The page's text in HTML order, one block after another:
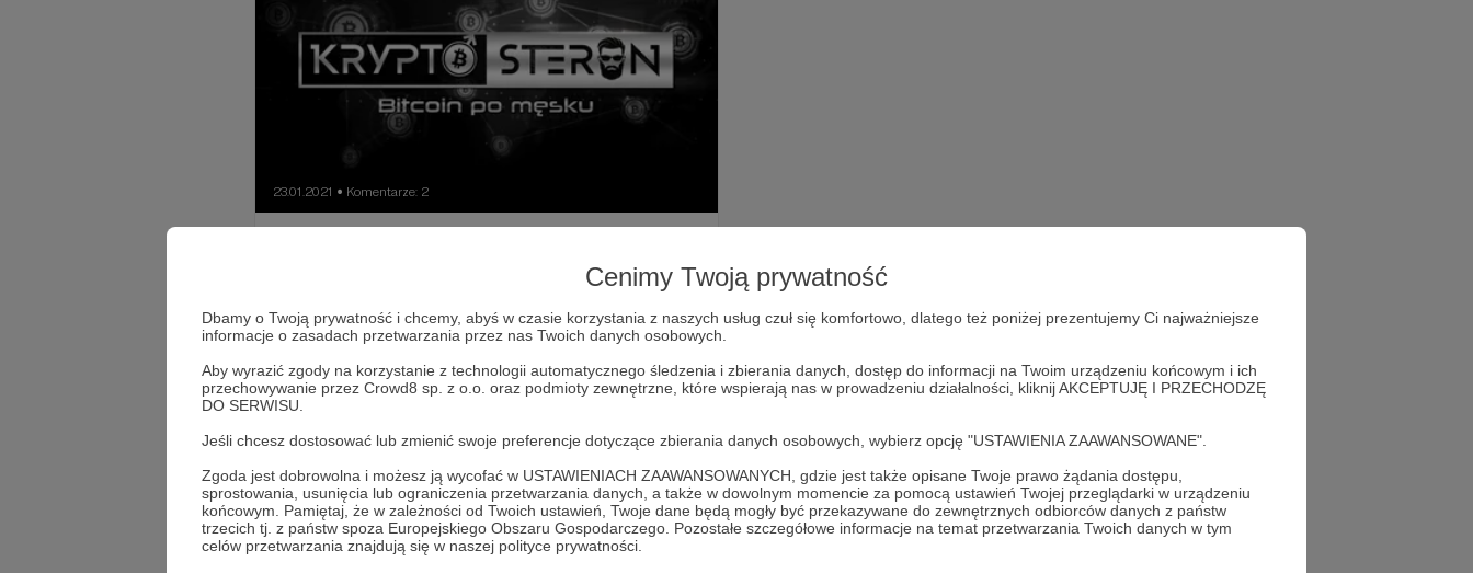
Cenimy Twoją prywatność
Dbamy o Twoją prywatność i chcemy, abyś w czasie korzystania z naszych usług czuł się komfortowo, dlatego też poniżej prezentujemy Ci najważniejsze
informacje o zasadach przetwarzania przez nas Twoich danych osobowych.
Aby wyrazić zgody na korzystanie z technologii automatycznego śledzenia i zbierania danych, dostęp do informacji na Twoim urządzeniu końcowym i ich
przechowywanie przez Crowd8 sp. z o.o. oraz podmioty zewnętrzne, które wspierają nas w prowadzeniu działalności, kliknij AKCEPTUJĘ I PRZECHODZĘ
DO SERWISU.
Jeśli chcesz dostosować lub zmienić swoje preferencje dotyczące zbierania danych osobowych, wybierz opcję "USTAWIENIA ZAAWANSOWANE".
Zgoda jest dobrowolna i możesz ją wycofać w USTAWIENIACH ZAAWANSOWANYCH, gdzie jest także opisane Twoje prawo żądania dostępu,
sprostowania, usunięcia lub ograniczenia przetwarzania danych, a także w dowolnym momencie za pomocą ustawień Twojej przeglądarki w urządzeniu
końcowym. Pamiętaj, że w zależności od Twoich ustawień, Twoje dane będą mogły być przekazywane do zewnętrznych odbiorców danych z państw
trzecich tj. z państw spoza Europejskiego Obszaru Gospodarczego. Pozostałe szczegółowe informacje na temat przetwarzania Twoich danych w tym
celów przetwarzania znajdują się w naszej polityce prywatności.
23.01.2021 ● Komentarze: 2